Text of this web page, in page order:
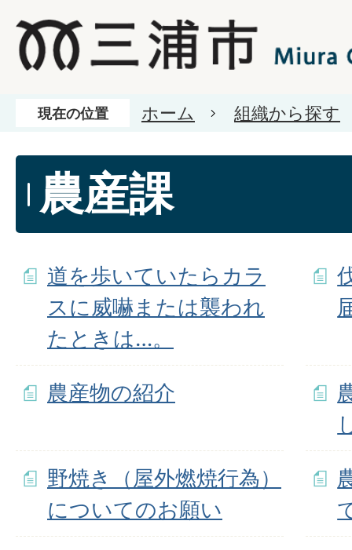
現在の位置 ホーム 組織から探す
農産課
道を歩いていたらカラ
スに威嚇または襲われ
たときは…。
農産物の紹介
野焼き（屋外燃焼行為）
についてのお願い